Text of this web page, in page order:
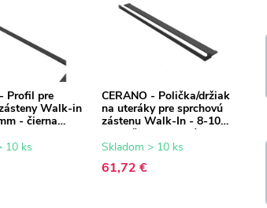
Profil pre
Walk-in
- čierna
mm
10 ks
CERANO - Polička/držiak
na uteráky pre sprchovú
zástenu Walk-In - 8-10
mm - čierna matná - 30
až 160 cm
Skladom > 10 ks
61,72 €